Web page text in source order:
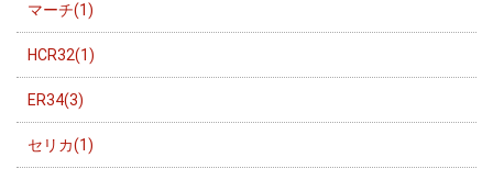
マーチ(1)
HCR32(1)
ER34(3)
セリカ(1)